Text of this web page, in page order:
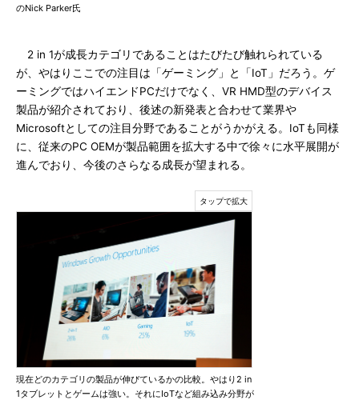
のNick Parker氏
2 in 1が成長カテゴリであることはたびたび触れられている
が、やはりここでの注目は「ゲーミング」と「IoT」だろう。ゲ
ーミングではハイエンドPCだけでなく、VR HMD型のデバイス
製品が紹介されており、後述の新発表と合わせて業界や
Microsoftとしての注目分野であることがうかがえる。IoTも同様
に、従来のPC OEMが製品範囲を拡大する中で徐々に水平展開が
進んでおり、今後のさらなる成長が望まれる。
現在どのカテゴリの製品が伸びているかの比較。やはり2 in
1タブレットとゲームは強い。それにIoTなど組み込み分野が